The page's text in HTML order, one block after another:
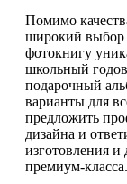
Помимо
широкий выбор
фотокнигу
школьный
подарочный
варианты для
предложить
дизайна и
изготовления и
премиум-класса.